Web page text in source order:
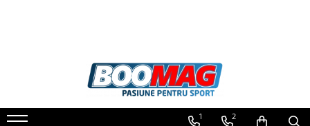
Biciclete copii
1 2